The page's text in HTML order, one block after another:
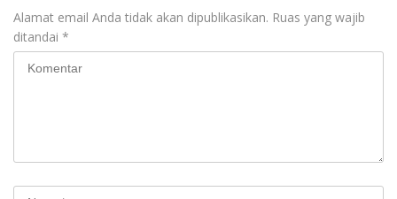
Alamat email Anda tidak akan dipublikasikan. Ruas yang wajib
ditandai *